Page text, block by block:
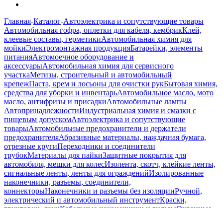
Главная-Каталог-Автоэлектрика и сопутствующие товары
Автомобильная гофра, оплетки для кабеля, кембрикКлей,
клеевые составы, герметикиАвтомобильная химия для
мойкиЭлектромонтажная продукцияБатарейки, элементы
питанияАвтомоечное оборудование и
аксессуарыАвтомобильная химия для сервисного
участкаМетизы, строительный и автомобильный
крепежПаста, крем и лосьоны для очистки рукБытовая химия,
средства для уборки и инвентарьАвтомобильное масло, мото
масло, антифризы и присадкиАвтомобильные лампы
АвтопринадлежностиИндустриальная химия и смазки с
пищевым допускомАвтоэлектрика и сопутствующие
товарыАвтомобильные предохранители и держатели
предохранителяАбразивные материалы, наждачная бумага,
отрезные кругиПереходники и соединители
трубокМатериалы для пайкиЗащитные покрытия для
автомобиля, мешки для колесИзолента, скотч, клейкие ленты,
сигнальные ленты, ленты для огражденийИзолированные
наконечники, разъемы, соединители,
коннекторыНаконечники и разъемы без изоляцииРучной,
электрический и автомобильный инструментКраски,